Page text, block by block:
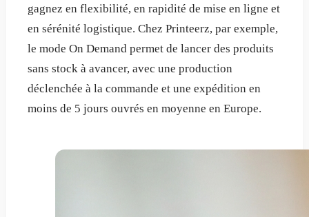
gagnez en flexibilité, en rapidité de mise en ligne et
en sérénité logistique. Chez Printeerz, par exemple,
le mode On Demand permet de lancer des produits
sans stock à avancer, avec une production
déclenchée à la commande et une expédition en
moins de 5 jours ouvrés en moyenne en Europe.